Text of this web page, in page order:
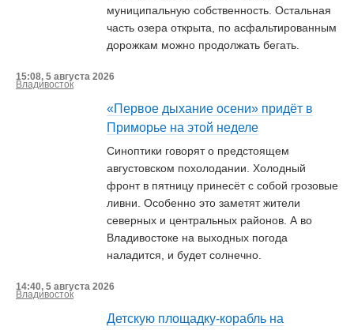
муниципальную собственность. Остальная
часть озера открыта, по асфальтированным
дорожкам можно продолжать бегать.
15:08, 5 августа 2026
Владивосток
«Первое дыхание осени» придёт в
Приморье на этой неделе
Синоптики говорят о предстоящем
августовском похолодании. Холодный
фронт в пятницу принесёт с собой грозовые
ливни. Особенно это заметят жители
северных и центральных районов. А во
Владивостоке на выходных погода
наладится, и будет солнечно.
14:40, 5 августа 2026
Владивосток
Детскую площадку-корабль на